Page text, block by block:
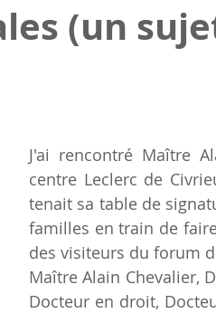
(un
J'ai rencontré Maître
centre Leclerc de
tenait sa table de
familles en train de
des visiteurs du forum
Maître Alain Chevalier,
Docteur en droit,